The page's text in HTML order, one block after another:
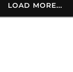
LOAD MORE...